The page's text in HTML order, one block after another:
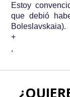
Estoy
que debió
Boleslavskaia).
+
.